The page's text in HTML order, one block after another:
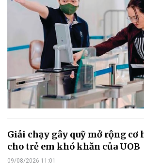
Giải chạy gây quỹ mở rộng cơ
cho trẻ em khó khăn của UOB
09/08/2026 11:01